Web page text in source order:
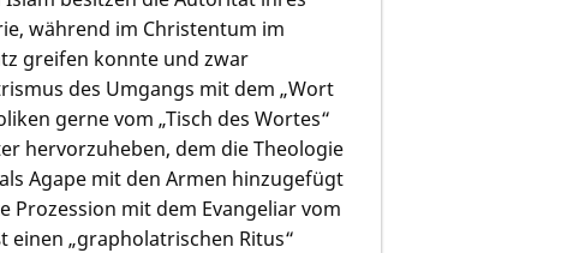
während im Christentum im
greifen konnte und zwar
des Umgangs mit dem „Wort
gerne vom „Tisch des Wortes“
hervorzuheben, dem die Theologie
Agape mit den Armen hinzugefügt
mit dem Evangeliar vom
einen „grapholatrischen Ritus“